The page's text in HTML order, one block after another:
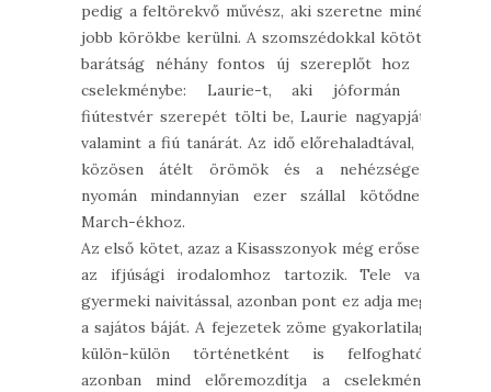
pedig a feltörekvő művész, aki szeretne minél
jobb körökbe kerülni. A szomszédokkal kötött
barátság néhány fontos új szereplőt hoz a
cselekménybe: Laurie-t, aki jóformán a
fiútestvér szerepét tölti be, Laurie nagyapját,
valamint a fiú tanárát. Az idő előrehaladtával, a
közösen átélt örömök és a nehézségek
nyomán mindannyian ezer szállal kötődnek
March-ékhoz.
Az első kötet, azaz a Kisasszonyok még erősen
az ifjúsági irodalomhoz tartozik. Tele van
gyermeki naivitással, azonban pont ez adja meg
a sajátos báját. A fejezetek zöme gyakorlatilag
külön-külön történetként is felfogható,
azonban mind előremozdítja a cselekmény